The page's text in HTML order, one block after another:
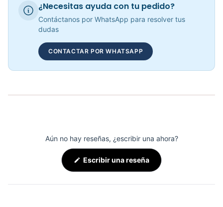
COP 16,200,000.00
¿Necesitas ayuda con tu pedido?
Contáctanos por WhatsApp para resolver tus
dudas
CONTACTAR POR WHATSAPP
Aún no hay reseñas, ¿escribir una ahora?
Escribir una reseña(Se
abre
en
nueva